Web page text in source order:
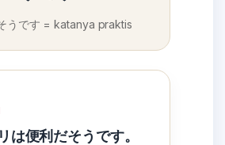
うです = katanya praktis
は便利だそうです。